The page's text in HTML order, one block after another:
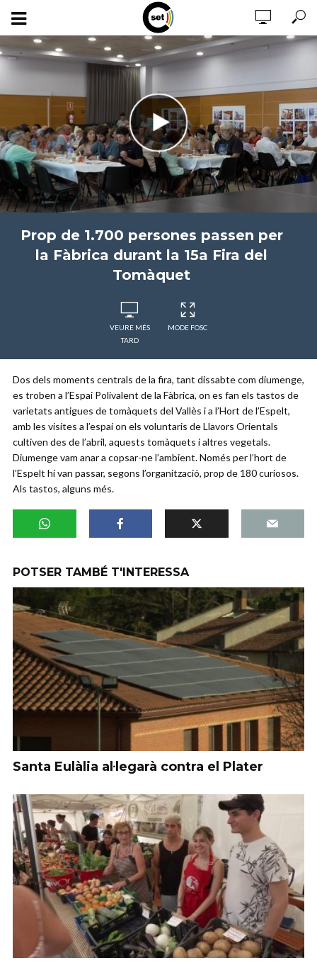
Prop de 1.700 persones passen per
la Fàbrica durant la 15a Fira del
Tomàquet
VEURE MÉS
TARD
MODE FOSC
Dos dels moments centrals de la fira, tant dissabte com diumenge,
es troben a l’Espai Polivalent de la Fàbrica, on es fan els tastos de
varietats antigues de tomàquets del Vallès i a l’Hort de l’Espelt,
amb les visites a l’espai on els voluntaris de Llavors Orientals
cultiven des de l’abril, aquests tomàquets i altres vegetals.
Diumenge vam anar a copsar-ne l’ambient. Només per l’hort de
l’Espelt hi van passar, segons l’organització, prop de 180 curiosos.
Als tastos, alguns més.
POTSER TAMBÉ T'INTERESSA
Santa Eulàlia al·legarà contra el Plater